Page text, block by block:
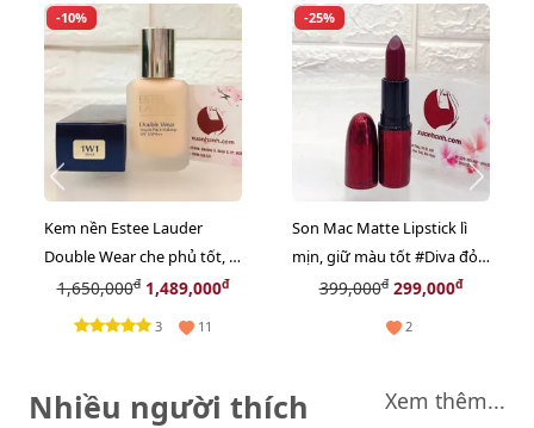
-10%
Kem nền Estee Lauder
Double Wear che phủ tốt, lì
mịn, #1W1 trắng sáng, 30ml
1,650,000đ1,489,000đ
3 11
-25%
Son Mac Matte Lipstick lì
mịn, giữ màu tốt #Diva đỏ
rượu vang sang trọng,
399,000đ299,000đ
2
Nhiều người thích Xem thêm...